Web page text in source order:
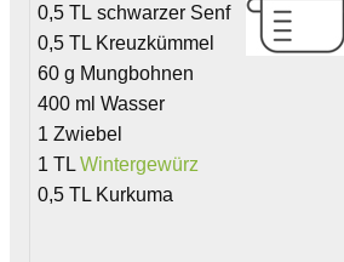
0,5 TL schwarzer Senf
0,5 TL Kreuzkümmel
60 g Mungbohnen
400 ml Wasser
1 Zwiebel
1 TLWintergewürz
0,5 TL Kurkuma